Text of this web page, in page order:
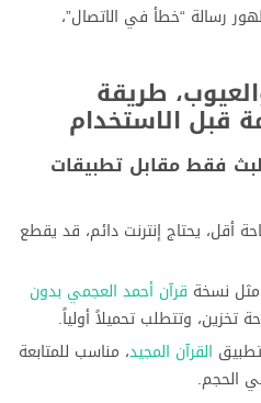
رسالة “خطأ في الاتصال”،
طريقة
قبل الاستخدام
فقط مقابل تطبيقات
أقل، يحتاج إنترنت دائم، قد يقطع
مثل نسخة قرآن أحمد العجمي بدون
تخزين، وتتطلب تحميلاً أولياً.
القرآن المجيد، مناسب للمتابعة
الحجم.